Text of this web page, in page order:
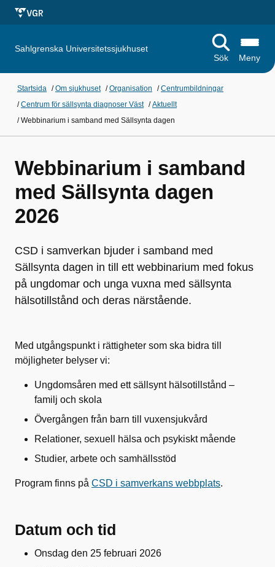
Sahlgrenska Universitetssjukhuset
Sök
Meny
Startsida /Om sjukhuset /Organisation /Centrumbildningar
/Centrum för sällsynta diagnoser Väst /Aktuellt
/Webbinarium i samband med Sällsynta dagen
Webbinarium i samband
med Sällsynta dagen
2026
CSD i samverkan bjuder i samband med
Sällsynta dagen in till ett webbinarium med fokus
på ungdomar och unga vuxna med sällsynta
hälsotillstånd och deras närstående.
Med utgångspunkt i rättigheter som ska bidra till
möjligheter belyser vi:
Ungdomsåren med ett sällsynt hälsotillstånd –
familj och skola
Övergången från barn till vuxensjukvård
Relationer, sexuell hälsa och psykiskt mående
Studier, arbete och samhällsstöd
Program finns på CSD i samverkans webbplats.
Datum och tid
Onsdag den 25 februari 2026